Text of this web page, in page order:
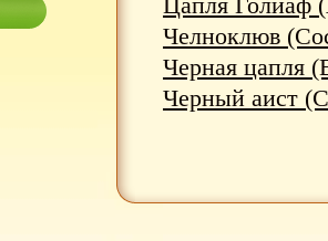
Челноклюв
Черная цапля
Черный аист